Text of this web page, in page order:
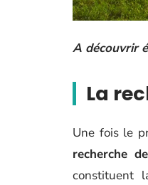
A découvrir
La
Une fois le
recherche
constituent